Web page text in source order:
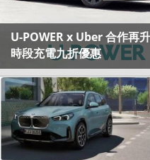
U-POWER x Uber 合作再
時段充電九折優惠